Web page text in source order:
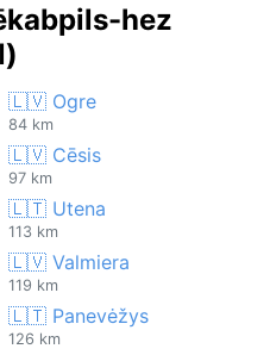
hez
🇱🇻 Ogre
84 km
🇱🇻 Cēsis
97 km
🇱🇹 Utena
113 km
🇱🇻 Valmiera
119 km
🇱🇹 Panevėžys
126 km